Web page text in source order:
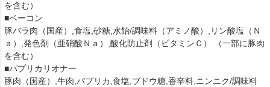
を含む）
■ベーコン
豚バラ肉（国産）,食塩,砂糖,水飴/調味料（アミノ酸）,リン酸塩（Ｎ
ａ）,発色剤（亜硝酸Ｎａ）,酸化防止剤（ビタミンＣ） （一部に豚肉
を含む）
■パプリカリオナー
豚肉（国産）,牛肉,パプリカ,食塩,ブドウ糖,香辛料,ニンニク/調味料